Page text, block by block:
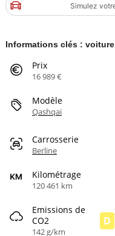
Simulez
Informations clés :
Prix
16 989 €
Modèle
Qashqai
Carrosserie
Berline
Kilométrage
120 461 km
Emissions de
CO2
142 g/km
D